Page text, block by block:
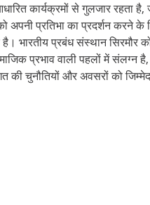
कार्यक्रमों से गुलजार रहता है,
अपनी प्रतिभा का प्रदर्शन करने
भारतीय प्रबंध संस्थान सिरमौर
प्रभाव वाली पहलों में संलग्न है,
चुनौतियों और अवसरों को